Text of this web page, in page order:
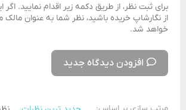
برای ثبت نظر، از طریق دکمه زیر اقدام نمایید. اگر
از نگارشاپ خریده باشید، نظر شما به عنوان
خواهد شد.
افزودن دیدگاه جدید